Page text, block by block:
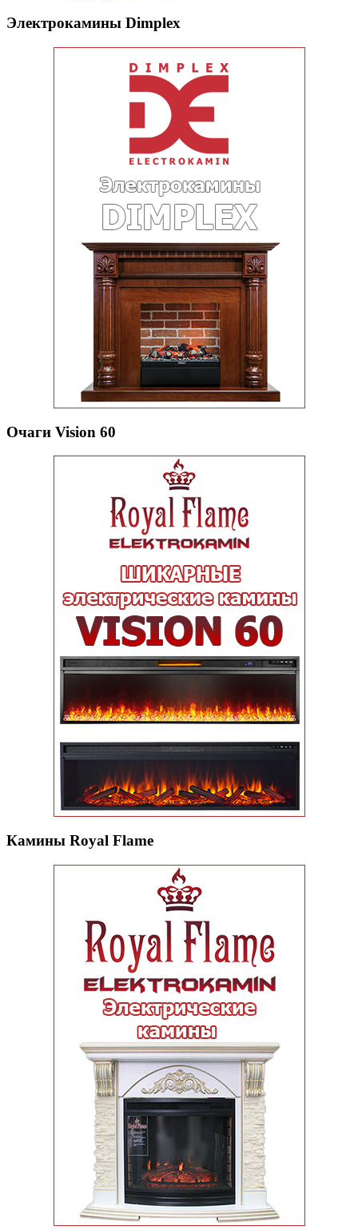
Электрокамины Dimplex
Очаги Vision 60
Камины Royal Flame